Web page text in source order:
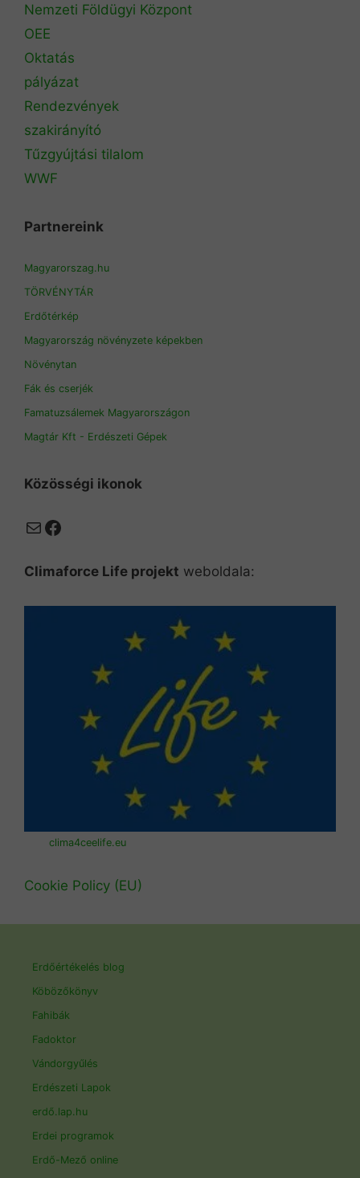
Nemzeti Földügyi Központ
OEE
Oktatás
pályázat
Rendezvények
szakirányító
Tűzgyújtási tilalom
WWF
Partnereink
Magyarorszag.hu
TÖRVÉNYTÁR
Erdőtérkép
Magyarország növényzete képekben
Növénytan
Fák és cserjék
Famatuzsálemek Magyarországon
Magtár Kft - Erdészeti Gépek
Közösségi ikonok
MailFacebook
Climaforce Life projekt weboldala:
clima4ceelife.eu
Cookie Policy (EU)
Erdőértékelés blog
Köbözőkönyv
Fahibák
Fadoktor
Vándorgyűlés
Erdészeti Lapok
erdő.lap.hu
Erdei programok
Erdő-Mező online